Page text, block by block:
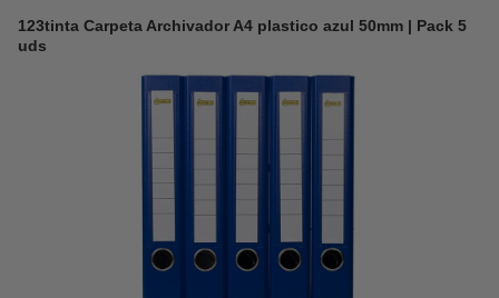
123tinta Carpeta Archivador A4 plastico azul 50mm | Pack 5
uds